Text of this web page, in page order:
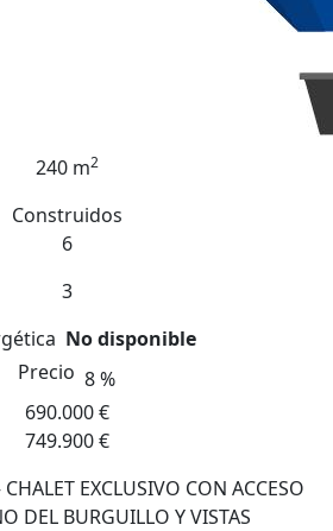
240 m2
Construidos
6
3
No disponible
Precio 8 %
690.000 €
749.900 €
EXCLUSIVO CON ACCESO
DEL BURGUILLO Y VISTAS